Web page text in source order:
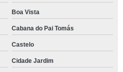
Boa Vista
Cabana do Pai Tomás
Castelo
Cidade Jardim